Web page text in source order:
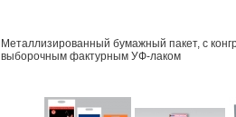
Металлизированный бумажный пакет, с
выборочным фактурным УФ-лаком